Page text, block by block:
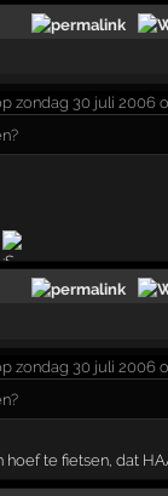
zondag 30 juli 2006
zondag 30 juli 2006
hoef te fietsen, dat